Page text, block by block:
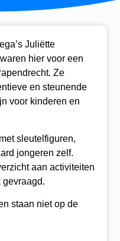
Juliëtte
hier voor een
Ze
en steunende
voor kinderen en
sleutelfiguren,
jongeren zelf.
aan activiteiten
gevraagd.
staan niet op de